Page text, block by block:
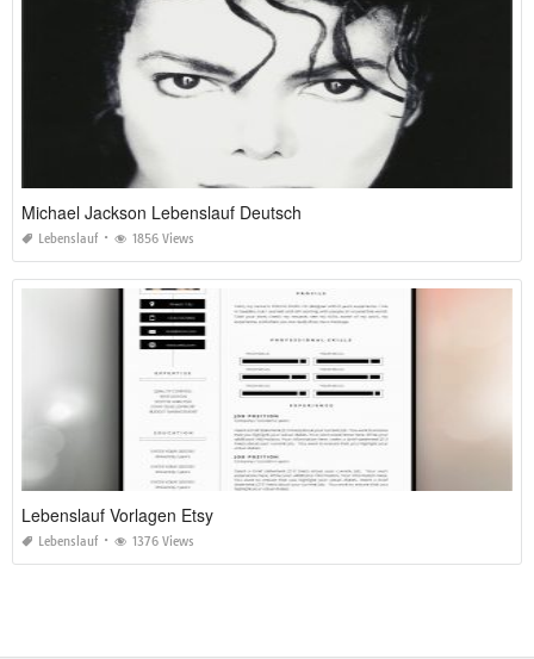
Michael Jackson Lebenslauf Deutsch
Lebenslauf 1856 Views
Lebenslauf Vorlagen Etsy
Lebenslauf 1376 Views